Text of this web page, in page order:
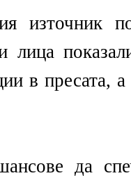
източник
лица
в пресата,
да